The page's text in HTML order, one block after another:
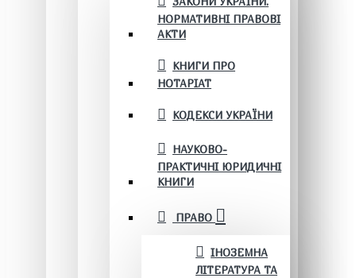
НОРМАТИВНІ ПРАВОВІ
АКТИ
КНИГИ ПРО
НОТАРІАТ
КОДЕКСИ УКРАЇНИ
НАУКОВО-
ПРАКТИЧНІ ЮРИДИЧНІ
КНИГИ
ПРАВО
ІНОЗЕМНА
ЛІТЕРАТУРА ТА